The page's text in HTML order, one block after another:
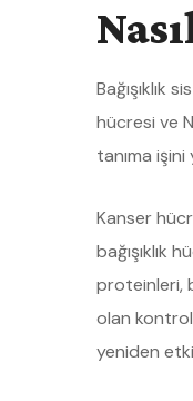
Bağışıklık
hücresi ve
tanıma
Kanser
bağışıklık
proteinleri,
olan
yeniden